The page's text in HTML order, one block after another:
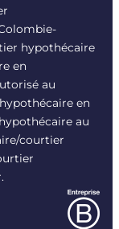
hypothécaire
en
au
en
au
courtier